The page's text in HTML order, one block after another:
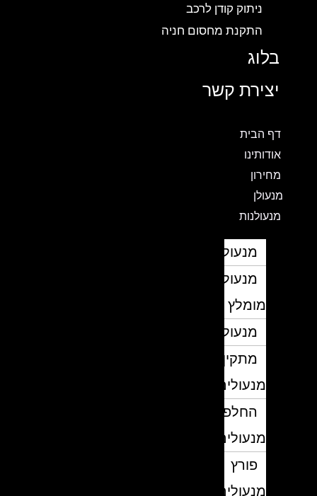
ניתוק קודן לרכב
התקנת מחסום חניה
בלוג
יצירת קשר
דף הבית
אודותינו
מחירון
מנעולן
מנעולנות
מנעולן
מנעולן
מומלץ
מנעולנים
מתקין
מנעולים
החלפת
מנעולים
פורץ
מנעולים